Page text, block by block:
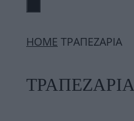
ΜΕΝΟΎ
ΗΟΜΕ ΤΡΑΠΕΖΑΡΙΑ
ΤΡΑΠΕΖΑΡΙΑ